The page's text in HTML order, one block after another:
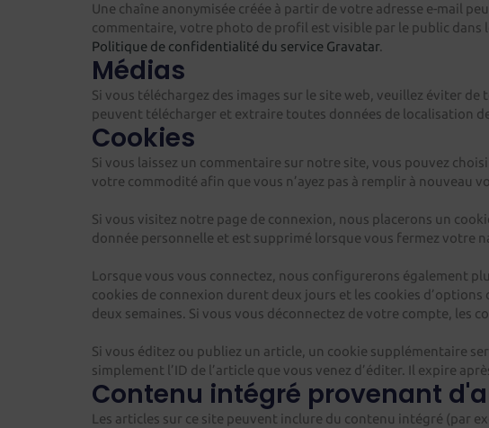
Une chaîne anonymisée créée à partir de votre adresse e-mail
commentaire, votre photo de profil est visible par le public dans
Politique de confidentialité du service Gravatar.
Médias
Si vous téléchargez des images sur le site web, veuillez éviter
peuvent télécharger et extraire toutes données de localisation
Cookies
Si vous laissez un commentaire sur notre site, vous pouvez
votre commodité afin que vous n’ayez pas à remplir à nouveau
Si vous visitez notre page de connexion, nous placerons un
donnée personnelle et est supprimé lorsque vous fermez votre
Lorsque vous vous connectez, nous configurerons également
cookies de connexion durent deux jours et les cookies
deux semaines. Si vous vous déconnectez de votre compte, les
Si vous éditez ou publiez un article, un cookie supplémentaire
simplement l’ID de l’article que vous venez d’éditer. Il expire
Contenu intégré provenant
Les articles sur ce site peuvent inclure du contenu intégré (par